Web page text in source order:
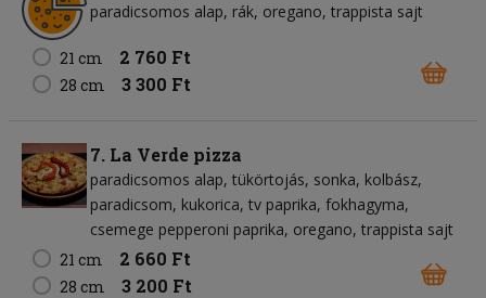
paradicsomos alap rák oregano trappista sajt
21 cm 2 760 Ft
28 cm 3 300 Ft
7. La Verde pizza
paradicsomos alap tükörtojás sonka kolbász
paradicsom kukorica tv paprika fokhagyma
csemege pepperoni paprika oregano trappista sajt
21 cm
2 660 Ft
28 cm 3 200 Ft